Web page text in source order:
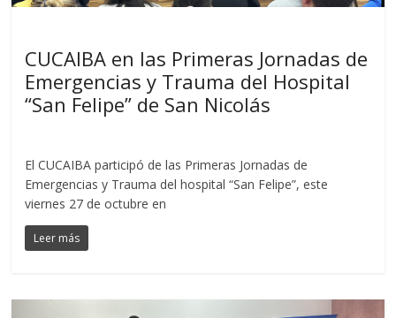
CUCAIBA en las Primeras Jornadas de
Emergencias y Trauma del Hospital
“San Felipe” de San Nicolás
El CUCAIBA participó de las Primeras Jornadas de
Emergencias y Trauma del hospital “San Felipe”, este
viernes 27 de octubre en
Leer más